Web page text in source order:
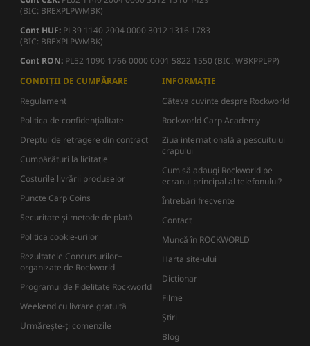
(BIC: BREXPLPWMBK)
Cont HUF: PL39 1140 2004 0000 3012 1316 1783
(BIC: BREXPLPWMBK)
Cont RON: PL52 1090 1766 0000 0001 5822 1550 (BIC: WBKPPLPP)
CONDIȚII DE CUMPĂRARE
Regulament
Politica de confidențialitate
Dreptul de retragere din contract
Cumpărături la licitație
Costurile livrării produselor
Puncte Carp Coins
Securitate și metode de plată
Politica cookie-urilor
Rezultatele Concursurilor+
organizate de Rockworld
Programul de Fidelitate Rockworld
Weekend cu livrare gratuită
Urmărește-ți comenzile
INFORMAȚIE
Câteva cuvinte despre Rockworld
Rockworld Carp Academy
Ziua internațională a pescuitului
crapului
Cum să adaugi Rockworld pe
ecranul principal al telefonului?
Întrebări frecvente
Contact
Muncă în ROCKWORLD
Harta site-ului
Dicţionar
Filme
Știri
Blog